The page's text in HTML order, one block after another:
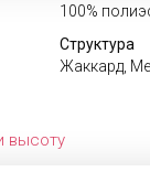
100%
Структура
Жаккард,
высоту